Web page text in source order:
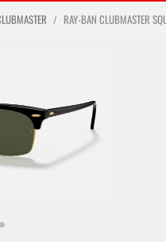
RAY-BAN CLUBMASTER